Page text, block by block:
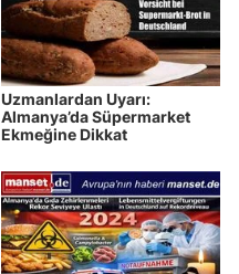
Uzmanlardan Uyarı:
Almanya’da Süpermarket
Ekmeğine Dikkat